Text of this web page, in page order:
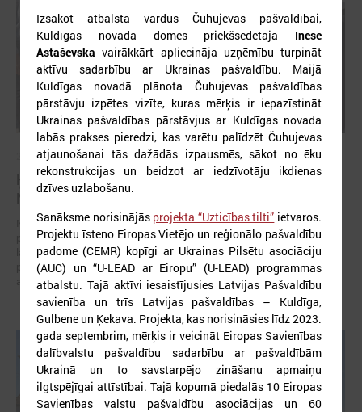
2023. gada 12. maijs
Ķekavas novadā viesojas Ukrainas delegācija no
Novij Bilous
No 9. līdz 11. maijam Ķekavas novada pašvaldībā viesojas Novij Bilous
pašvaldības pārstāvji, lai projekta “Uzticības tilti” ietvaros iepazītos ar
labās prakses piemēriem ilgtspējīgai pašvaldības attīstībai, kā arī
pārrunātu turpmāko sadarbību Ukrainas pašvaldības atjaunošanas
atbalstam.
Izsakot atbalsta vārdus Čuhujevas pašvaldībai,
Kuldīgas novada domes priekšsēdētāja Inese
Astaševska vairākkārt apliecināja uzņēmību turpināt
aktīvu sadarbību ar Ukrainas pašvaldību. Maijā
Kuldīgas novadā plānota Čuhujevas pašvaldības
pārstāvju izpētes vizīte, kuras mērķis ir iepazīstināt
Ukrainas pašvaldības pārstāvjus ar Kuldīgas novada
labās prakses pieredzi, kas varētu palīdzēt Čuhujevas
atjaunošanai tās dažādās izpausmēs, sākot no ēku
rekonstrukcijas un beidzot ar iedzīvotāju ikdienas
dzīves uzlabošanu.
Sanāksme norisinājās projekta “Uzticības tilti” ietvaros.
Projektu īsteno Eiropas Vietējo un reģionālo pašvaldību
padome (CEMR) kopīgi ar Ukrainas Pilsētu asociāciju
(AUC) un “U-LEAD ar Eiropu” (U-LEAD) programmas
atbalstu. Tajā aktīvi iesaistījusies Latvijas Pašvaldību
savienība un trīs Latvijas pašvaldības – Kuldīga,
Gulbene un Ķekava. Projekta, kas norisināsies līdz 2023.
gada septembrim, mērķis ir veicināt Eiropas Savienības
dalībvalstu pašvaldību sadarbību ar pašvaldībām
Ukrainā un to savstarpējo zināšanu apmaiņu
ilgtspējīgai attīstībai. Tajā kopumā piedalās 10 Eiropas
Savienības valstu pašvaldību asociācijas un 60